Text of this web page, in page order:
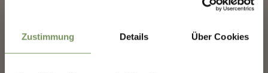
Zustimmung Details Über Cookies